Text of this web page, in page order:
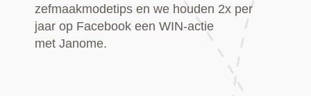
zefmaakmodetips en we houden 2x per
jaar op Facebook een WIN-actie
met Janome.